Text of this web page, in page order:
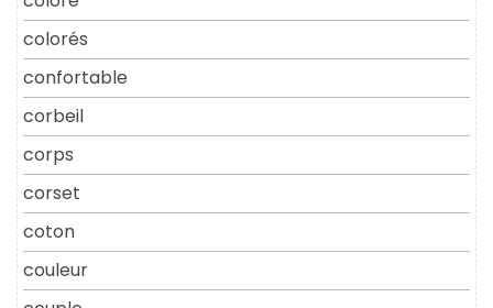
colorés
confortable
corbeil
corps
corset
coton
couleur